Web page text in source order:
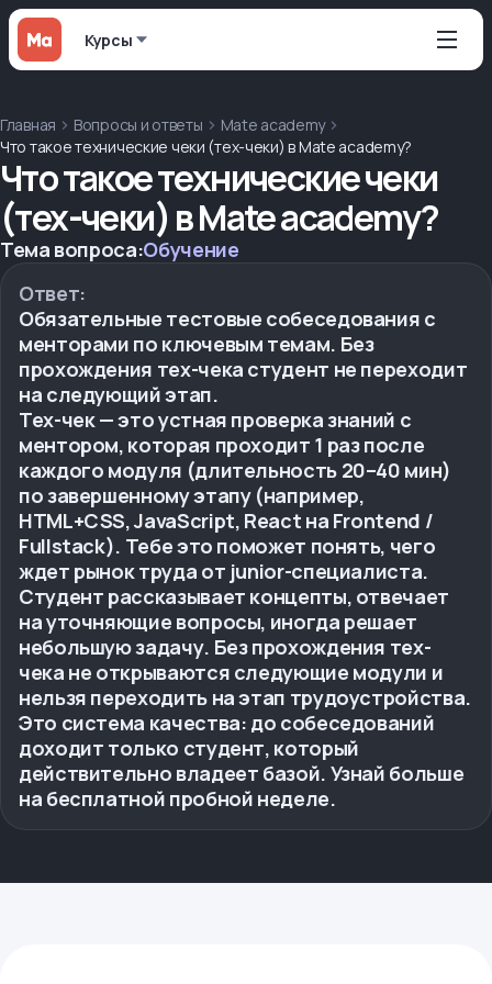
Курсы
Главная Вопросы и ответы
Mate academy
Что такое технические чеки (тех-чеки) в Mate academy?
Что такое технические чеки
(тех-чеки) в Mate academy?
Тема вопроса:Обучение
Ответ:
Обязательные тестовые собеседования с
менторами по ключевым темам. Без
прохождения тех-чека студент не переходит
на следующий этап.
Тех-чек — это устная проверка знаний с
ментором, которая проходит 1 раз после
каждого модуля (длительность 20–40 мин)
по завершенному этапу (например,
HTML+CSS, JavaScript, React на Frontend /
Fullstack). Тебе это поможет понять, чего
ждет рынок труда от junior-специалиста.
Студент рассказывает концепты, отвечает
на уточняющие вопросы, иногда решает
небольшую задачу. Без прохождения тех-
чека не открываются следующие модули и
нельзя переходить на этап трудоустройства.
Это система качества: до собеседований
доходит только студент, который
действительно владеет базой. Узнай больше
на бесплатной пробной неделе.